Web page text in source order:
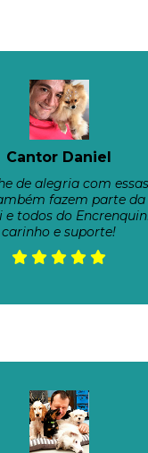
Cantor Daniel
de alegria com
fazem parte
e todos do
carinho e suporte!